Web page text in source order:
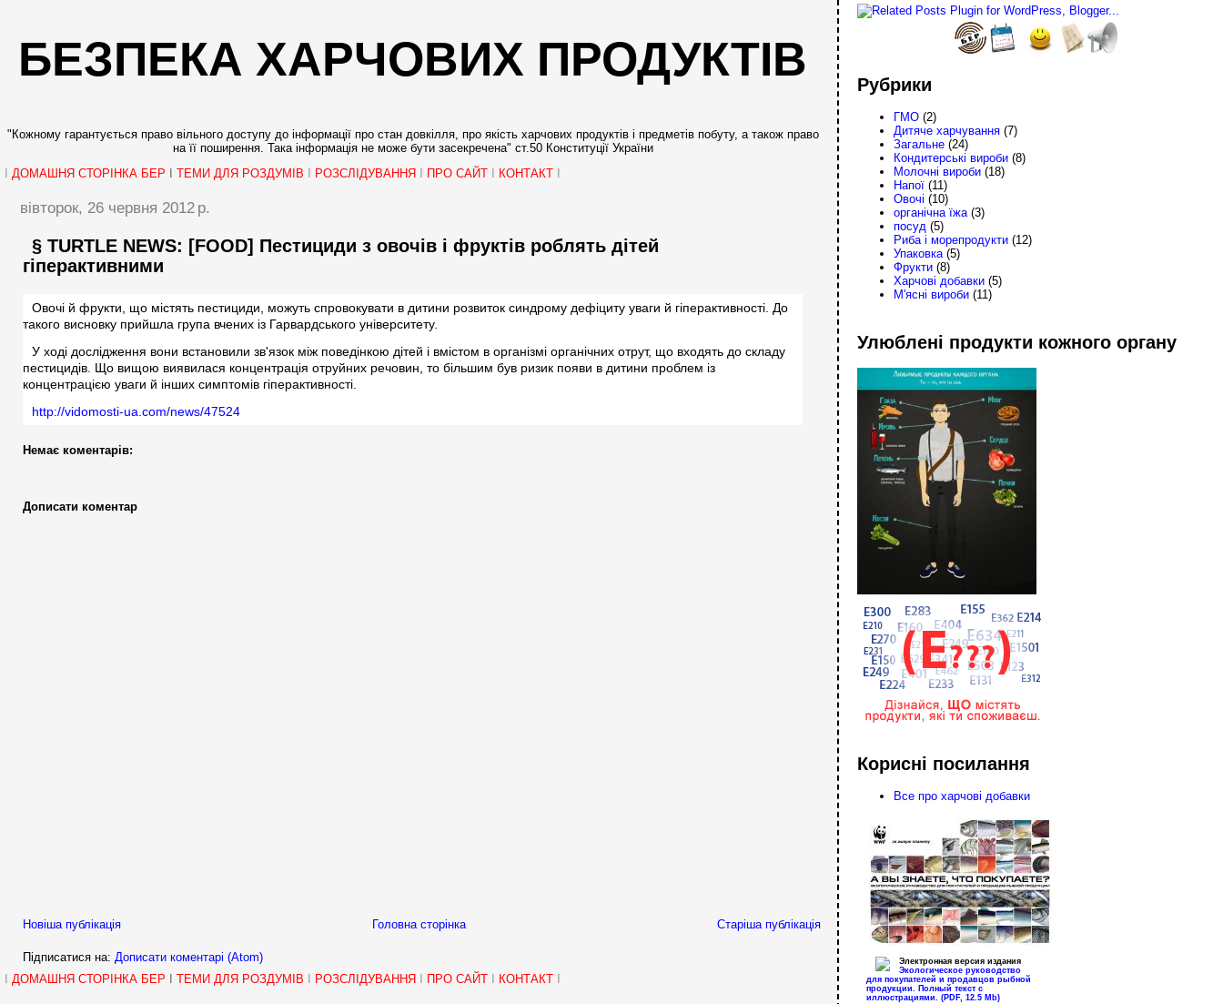
БЕЗПЕКА ХАРЧОВИХ ПРОДУКТІВ
"Кожному гарантується право вільного доступу до інформації про стан довкілля, про якість харчових продуктів і предметів побуту, а також право
на її поширення. Така інформація не може бути засекречена" ст.50 Конституції України
I ДОМАШНЯ СТОРІНКА БЕР I ТЕМИ ДЛЯ РОЗДУМІВ I РОЗСЛІДУВАННЯ I ПРО САЙТ I КОНТАКТ I
вівторок, 26 червня 2012 р.
§ TURTLE NEWS: [FOOD] Пестициди з овочів і фруктів роблять дітей
гіперактивними
Овочі й фрукти, що містять пестициди, можуть спровокувати в дитини розвиток синдрому дефіциту уваги й гіперактивності. До
такого висновку прийшла група вчених із Гарвардського університету.
У ході дослідження вони встановили зв'язок між поведінкою дітей і вмістом в організмі органічних отрут, що входять до складу
пестицидів. Що вищою виявилася концентрація отруйних речовин, то більшим був ризик появи в дитини проблем із
концентрацією уваги й інших симптомів гіперактивності.
http://vidomosti-ua.com/news/47524
Немає коментарів:
Дописати коментар
Новіша публікація Старіша публікація
Головна сторінка
Підписатися на: Дописати коментарі (Atom)
I ДОМАШНЯ СТОРІНКА БЕР I ТЕМИ ДЛЯ РОЗДУМІВ I РОЗСЛІДУВАННЯ I ПРО САЙТ I КОНТАКТ I
Рубрики
ГМО (2)
Дитяче харчування (7)
Загальне (24)
Кондитерські вироби (8)
Молочні вироби (18)
Напої (11)
Овочі (10)
органічна їжа (3)
посуд (5)
Риба і морепродукти (12)
Упаковка (5)
Фрукти (8)
Харчові добавки (5)
M'ясні вироби (11)
Улюблені продукти кожного органу
Корисні посилання
Все про харчові добавки
Электронная версия издания
Экологическое руководство
для покупателей и продавцов рыбной
продукции. Полный текст с
иллюстрациями. (PDF, 12.5 Mb)